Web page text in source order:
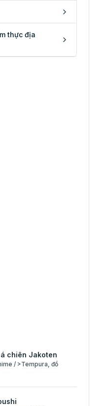
thực địa
chiên Jakoten
/ >Tempura, đồ